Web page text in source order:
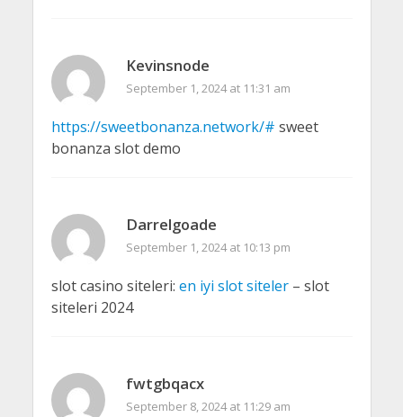
Kevinsnode
September 1, 2024 at 11:31 am
https://sweetbonanza.network/# sweet
bonanza slot demo
Darrelgoade
September 1, 2024 at 10:13 pm
slot casino siteleri: en iyi slot siteler– slot
siteleri 2024
fwtgbqacx
September 8, 2024 at 11:29 am